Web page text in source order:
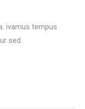
ivamus tempus
sed.